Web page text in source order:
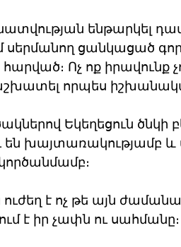
ենթարկել
ցանկացած
Ոչ ոք իրավունք
որպես
Եկեղեցուն ծնկի
են խայտառակությամբ և
է ոչ թե այն
է իր չափն ու սահմանը։